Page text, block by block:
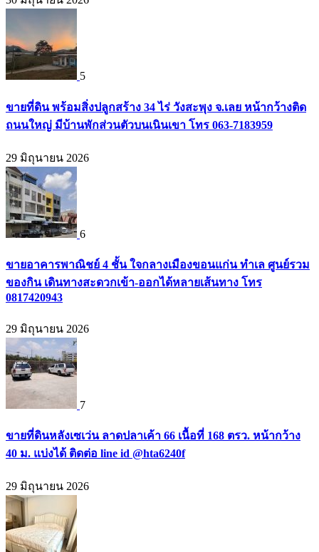
5
ขายที่ดิน พร้อมสิ่งปลูกสร้าง 34 ไร่ วังสะพุง จ.เลย หน้ากว้างติด
ถนนใหญ่ มีบ้านพักส่วนตัวบนเนินเขา โทร 063-7183959
29 มิถุนายน 2026
6
ขายอาคารพาณิชย์ 4 ชั้น ใจกลางเมืองขอนแก่น ทำเล ศูนย์รวม
ของกิน เดินทางสะดวกเข้า-ออกได้หลายเส้นทาง โทร
0817420943
29 มิถุนายน 2026
7
ขายที่ดินหลังเซเว่น ลาดปลาเค้า 66 เนื้อที่ 168 ตรว. หน้ากว้าง
40 ม. แบ่งได้ ติดต่อ line id @hta6240f
29 มิถุนายน 2026